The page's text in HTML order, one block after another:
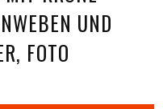
UND
FOTO